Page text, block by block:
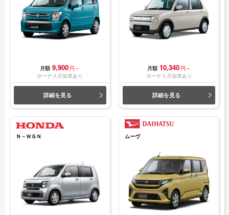
月額 9,900 円～
ボーナス月加算あり
詳細を見る
月額 10,340 円～
ボーナス月加算あり
詳細を見る
Ｎ－ＷＧＮ ムーヴ